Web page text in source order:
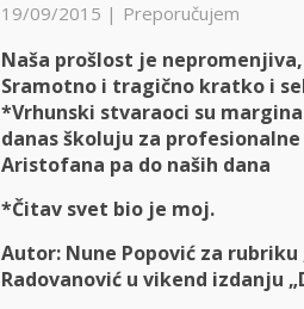
19/09/2015 | Preporučujem
Naša prošlost je
Sramotno i tragično kratko i
*Vrhunski stvaraoci su
danas školuju za
Aristofana pa do naših dana
*Čitav svet bio je moj.
Autor: Nune Popović za
Radovanović u vikend izdanju